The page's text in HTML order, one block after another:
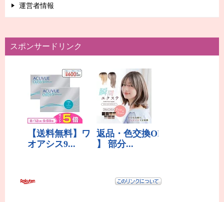
運営者情報
スポンサードリンク